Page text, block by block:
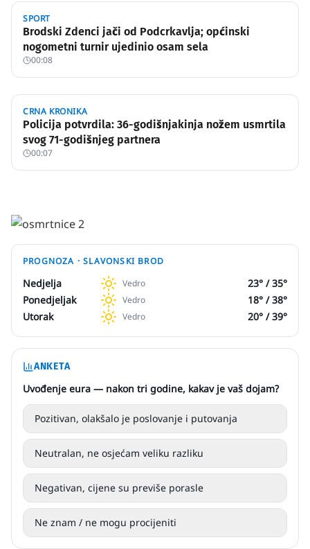
SPORT
Brodski Zdenci jači od Podcrkavlja; općinski
nogometni turnir ujedinio osam sela
00:08
CRNA KRONIKA
Policija potvrdila: 36-godišnjakinja nožem usmrtila
svog 71-godišnjeg partnera
00:07
PROGNOZA ·SLAVONSKI BROD
Nedjelja Vedro 23° /35°
Ponedjeljak
Vedro 18° /38°
Utorak
Vedro 20° /39°
ANKETA
Uvođenje eura — nakon tri godine, kakav je vaš dojam?
Pozitivan, olakšalo je poslovanje i putovanja
Neutralan, ne osjećam veliku razliku
Negativan, cijene su previše porasle
Ne znam / ne mogu procijeniti